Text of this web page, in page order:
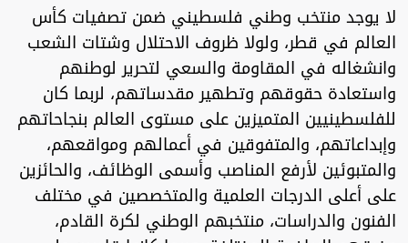
لا يوجد منتخب وطني فلسطيني ضمن تصفيات كأس
العالم في قطر، ولولا ظروف الاحتلال وشتات الشعب
وانشغاله في المقاومة والسعي لتحرير لوطنهم
واستعادة حقوقهم وتطهير مقدساتهم، لربما كان
للفلسطينيين المتميزين على مستوى العالم بنجاحاتهم
وإبداعاتهم، والمتفوقين في أعمالهم ومواقعهم،
والمتبوئين لأرفع المناصب وأسمى الوظائف، والحائزين
على أعلى الدرجات العلمية والمتخصصين في مختلف
الفنون والدراسات، منتخبهم الوطني لكرة القادم،